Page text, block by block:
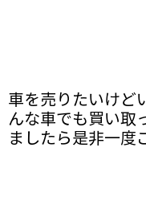
車を売りたいけど
んな車でも買い取
ましたら是非一度